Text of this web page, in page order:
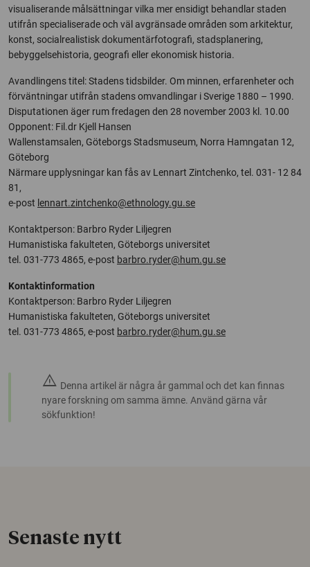
visualiserande målsättningar vilka mer ensidigt behandlar staden
utifrån specialiserade och väl avgränsade områden som arkitektur,
konst, socialrealistisk dokumentärfotografi, stadsplanering,
bebyggelsehistoria, geografi eller ekonomisk historia.
Avandlingens titel: Stadens tidsbilder. Om minnen, erfarenheter och
förväntningar utifrån stadens omvandlingar i Sverige 1880 – 1990.
Disputationen äger rum fredagen den 28 november 2003 kl. 10.00
Opponent: Fil.dr Kjell Hansen
Wallenstamsalen, Göteborgs Stadsmuseum, Norra Hamngatan 12,
Göteborg
Närmare upplysningar kan fås av Lennart Zintchenko, tel. 031- 12 84
81,
e-post lennart.zintchenko@ethnology.gu.se
Kontaktperson: Barbro Ryder Liljegren
Humanistiska fakulteten, Göteborgs universitet
tel. 031-773 4865, e-post barbro.ryder@hum.gu.se
Kontaktinformation
Kontaktperson: Barbro Ryder Liljegren
Humanistiska fakulteten, Göteborgs universitet
tel. 031-773 4865, e-post barbro.ryder@hum.gu.se
warning Denna artikel är några år gammal och det kan finnas
nyare forskning om samma ämne. Använd gärna vår
sökfunktion!
Senaste nytt